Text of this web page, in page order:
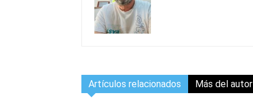
Artículos relacionados Más del autor